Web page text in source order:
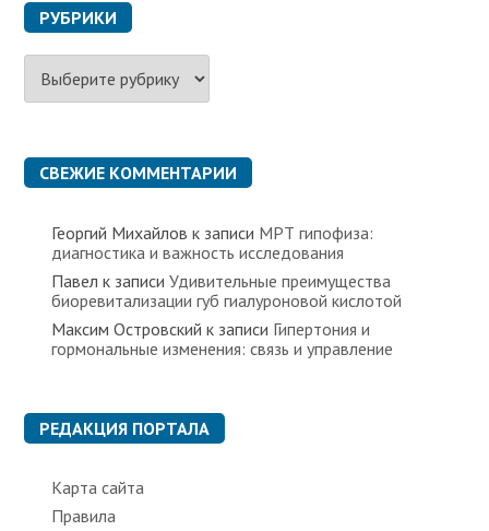
РУБРИКИ
б
к
и СВЕЖИЕ КОММЕНТАРИИ
Георгий Михайлов к записи МРТ гипофиза:
диагностика и важность исследования
Павел к записиУдивительные преимущества
биоревитализации губ гиалуроновой кислотой
Максим Островский к записи Гипертония и
гормональные изменения: связь и управление
РЕДАКЦИЯ ПОРТАЛА
Карта сайта
Правила